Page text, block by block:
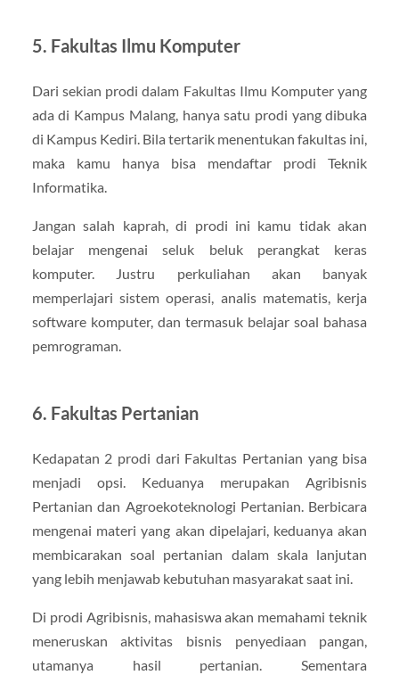
5. Fakultas Ilmu Komputer
Dari sekian prodi dalam Fakultas Ilmu Komputer yang
ada di Kampus Malang, hanya satu prodi yang dibuka
di Kampus Kediri. Bila tertarik menentukan fakultas ini,
maka kamu hanya bisa mendaftar prodi Teknik
Informatika.
Jangan salah kaprah, di prodi ini kamu tidak akan
belajar mengenai seluk beluk perangkat keras
komputer. Justru perkuliahan akan banyak
memperlajari sistem operasi, analis matematis, kerja
software komputer, dan termasuk belajar soal bahasa
pemrograman.
6. Fakultas Pertanian
Kedapatan 2 prodi dari Fakultas Pertanian yang bisa
menjadi opsi. Keduanya merupakan Agribisnis
Pertanian dan Agroekoteknologi Pertanian. Berbicara
mengenai materi yang akan dipelajari, keduanya akan
membicarakan soal pertanian dalam skala lanjutan
yang lebih menjawab kebutuhan masyarakat saat ini.
Di prodi Agribisnis, mahasiswa akan memahami teknik
meneruskan aktivitas bisnis penyediaan pangan,
utamanya hasil pertanian. Sementara